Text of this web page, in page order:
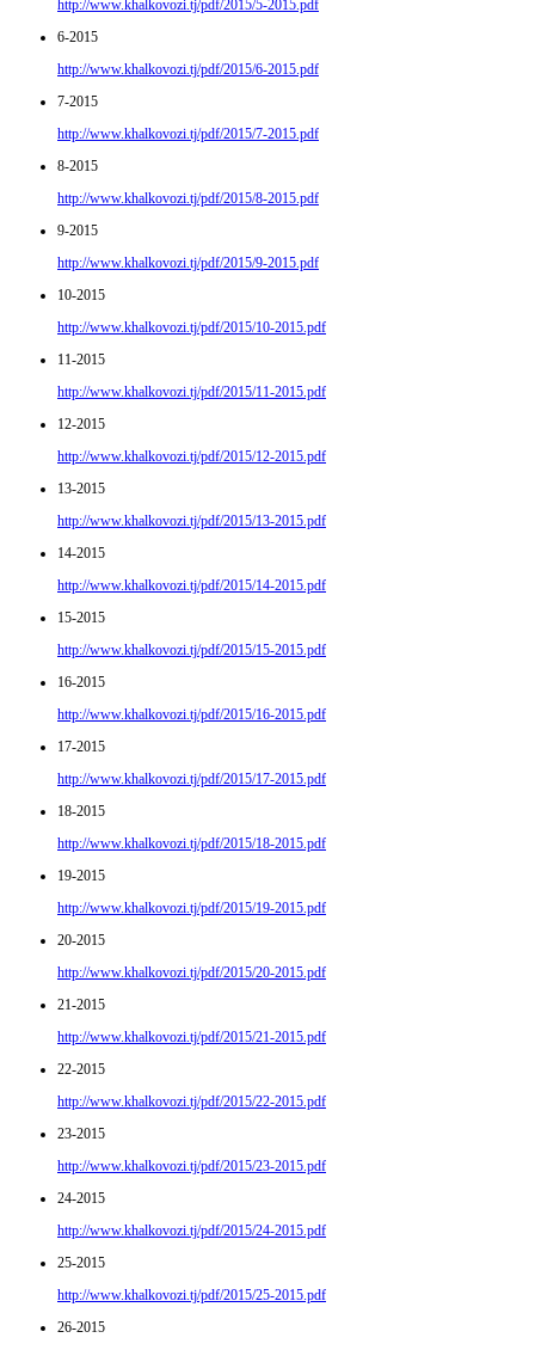
http://www.khalkovozi.tj/pdf/2015/5-2015.pdf
6-2015
http://www.khalkovozi.tj/pdf/2015/6-2015.pdf
7-2015
http://www.khalkovozi.tj/pdf/2015/7-2015.pdf
8-2015
http://www.khalkovozi.tj/pdf/2015/8-2015.pdf
9-2015
http://www.khalkovozi.tj/pdf/2015/9-2015.pdf
10-2015
http://www.khalkovozi.tj/pdf/2015/10-2015.pdf
11-2015
http://www.khalkovozi.tj/pdf/2015/11-2015.pdf
12-2015
http://www.khalkovozi.tj/pdf/2015/12-2015.pdf
13-2015
http://www.khalkovozi.tj/pdf/2015/13-2015.pdf
14-2015
http://www.khalkovozi.tj/pdf/2015/14-2015.pdf
15-2015
http://www.khalkovozi.tj/pdf/2015/15-2015.pdf
16-2015
http://www.khalkovozi.tj/pdf/2015/16-2015.pdf
17-2015
http://www.khalkovozi.tj/pdf/2015/17-2015.pdf
18-2015
http://www.khalkovozi.tj/pdf/2015/18-2015.pdf
19-2015
http://www.khalkovozi.tj/pdf/2015/19-2015.pdf
20-2015
http://www.khalkovozi.tj/pdf/2015/20-2015.pdf
21-2015
http://www.khalkovozi.tj/pdf/2015/21-2015.pdf
22-2015
http://www.khalkovozi.tj/pdf/2015/22-2015.pdf
23-2015
http://www.khalkovozi.tj/pdf/2015/23-2015.pdf
24-2015
http://www.khalkovozi.tj/pdf/2015/24-2015.pdf
25-2015
http://www.khalkovozi.tj/pdf/2015/25-2015.pdf
26-2015